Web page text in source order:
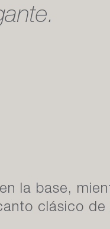
la base,
clásico de